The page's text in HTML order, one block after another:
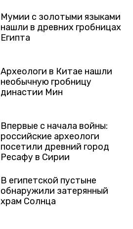
Мумии с золотыми языками
нашли в древних гробницах
Египта
Археологи в Китае нашли
необычную гробницу
династии Мин
Впервые с начала войны:
российские археологи
посетили древний город
Ресафу в Сирии
В египетской пустыне
обнаружили затерянный
храм Солнца